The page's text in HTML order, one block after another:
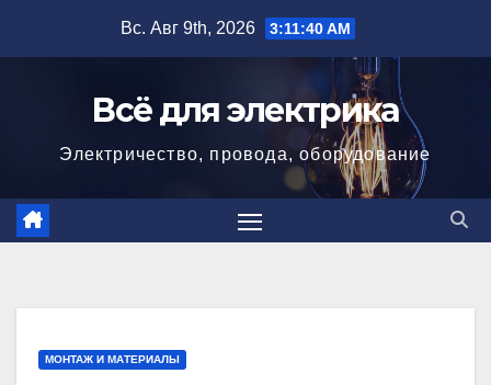
Вс. Авг 9th, 2026 3:11:41 AM
Всё для электрика
Электричество, провода, оборудование
МОНТАЖ И МАТЕРИАЛЫ